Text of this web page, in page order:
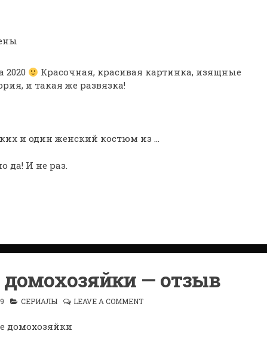
2020
Красочная, красивая картинка, изящные
и такая же развязка!
да! И не раз.
— отзыв
СЕРИАЛЫ LEAVE A COMMENT